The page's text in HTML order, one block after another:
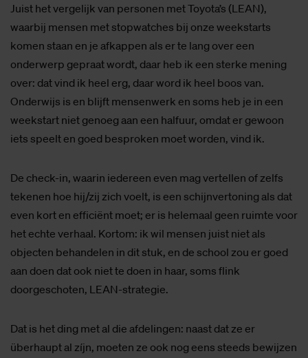
Juist het vergelijk van personen met Toyota’s (LEAN),
waarbij mensen met stopwatches bij onze weekstarts
komen staan en je afkappen als er te lang over een
onderwerp gepraat wordt, daar heb ik een sterke mening
over: dat vind ik heel erg, daar word ik heel boos van.
Onderwijs is en blijft mensenwerk en soms heb je in een
weekstart niet genoeg aan een halfuur, omdat er gewoon
iets speelt en goed besproken moet worden, vind ik.
De check-in, waarin iedereen even mag vertellen of zelfs
tekenen hoe hij/zij zich voelt, is een schijnvertoning als dat
even kort en efficiënt moet; er is helemaal geen ruimte voor
het echte verhaal. Kortom: ik wil mensen juist niet als
objecten behandelen in dit stuk, en de school zou er goed
aan doen dat ook niet te doen in haar, soms flink
doorgeschoten, LEAN-strategie.
Dat is het ding met al die afdelingen: naast dat ze er
überhaupt al zíjn, moeten ze ook nog eens steeds bewijzen